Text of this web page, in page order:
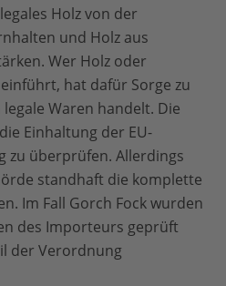
Holz von der
und Holz aus
Wer Holz oder
hat dafür Sorge zu
Waren handelt. Die
Einhaltung der EU-
zu überprüfen. Allerdings
standhaft die komplette
Im Fall Gorch Fock wurden
des Importeurs geprüft
der Verordnung